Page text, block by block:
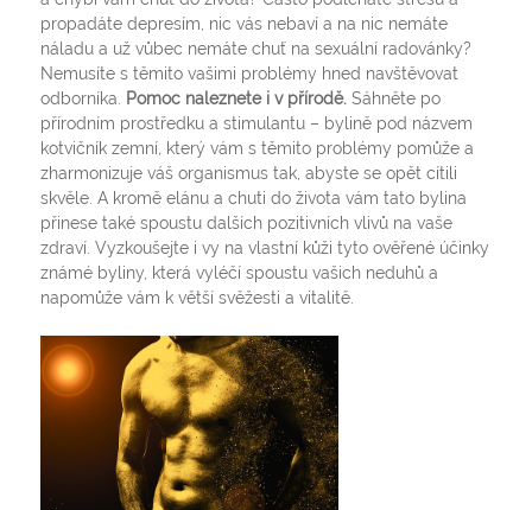
propadáte depresím, nic vás nebaví a na nic nemáte
náladu a už vůbec nemáte chuť na sexuální radovánky?
Nemusíte s těmito vašimi problémy hned navštěvovat
odborníka.
Pomoc naleznete i v přírodě. Sáhněte po
přírodním prostředku a stimulantu – bylině pod názvem
kotvičník zemní, který vám s těmito problémy pomůže a
zharmonizuje váš organismus tak, abyste se opět cítili
skvěle. A kromě elánu a chuti do života vám tato bylina
přinese také spoustu dalších pozitivních vlivů na vaše
zdraví. Vyzkoušejte i vy na vlastní kůži tyto ověřené účinky
známé byliny, která vyléčí spoustu vašich neduhů a
napomůže vám k větší svěžesti a vitalitě.